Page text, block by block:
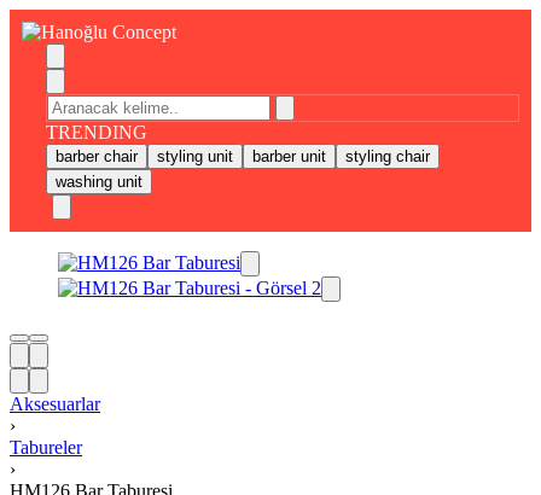
TRENDING
barber chair styling unit barber unit
styling chair
washing unit
Aksesuarlar
›
Tabureler
›
HM126 Bar Taburesi